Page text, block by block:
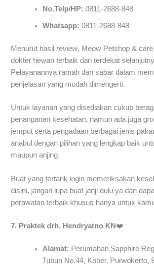
No.Telp/HP: 0811-2688-848
Whatsapp:0811-2688-848
Menurut hasilreview, Meow Petshop &
dokter hewan terbaik dan terdekat
Pelayanannya ramah dan sabar dalam
penjelasan yang mudah dimengerti.
Untuk layanan yang disediakan cukup
penanganan kesehatan, namun ada juga
jemput serta pengadaan berbagai jenis
anabul dengan pilihan yang lengkap baik
maupun anjing.
Buat yang tertarik ingin memeriksakan
disini, jangan lupa buat janji dulu ya dan
perawatan terbaik khusus hanya untuk
7. Praktek drh. Hendryatno KN ❤️
Alamat: Perumahan Sapphire
Tubun No.44, Kober, Purwokerto,